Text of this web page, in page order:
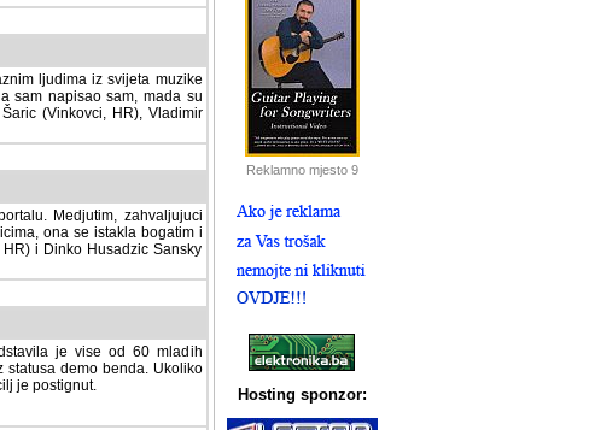
ljudima iz svijeta muzike
sam napisao sam, mada su
(Vinkovci, HR), Vladimir
Medjutim, zahvaljujuci veliki
ona se istakla bogatim i
i Dinko Husadzic Sansky
je vise od 60 mladih
demo benda. Ukoliko im
postignut.
Reklamno mjesto 9
Hosting sponzor: